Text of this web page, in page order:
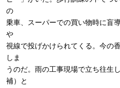
の
乗車、スーパーでの買い物時に盲
や
視線で投げかけられてくる。今の
しま
うのだ。雨の工事現場で立ち往生
補）と